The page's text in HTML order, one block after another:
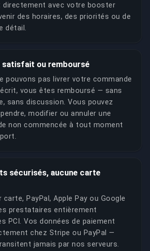
directement avec votre booster
des horaires, des priorités ou de
détail.
satisfait ou remboursé
pouvons pas livrer votre commande
vous êtes remboursé — sans
sans discussion. Vous pouvez
modifier ou annuler une
non commencée à tout moment
sécurisés, aucune carte
carte, PayPal, Apple Pay ou Google
prestataires entièrement
PCI. Vos données de paiement
chez Stripe ou PayPal —
jamais par nos serveurs.